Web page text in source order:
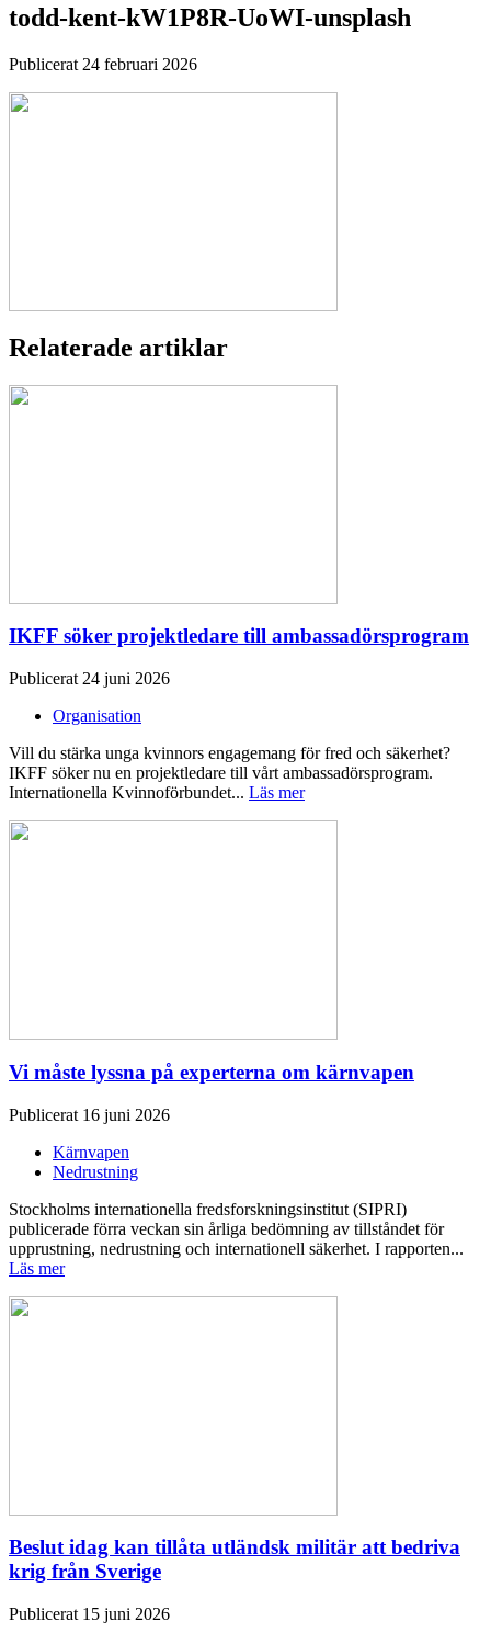
todd-kent-kW1P8R-UoWI-unsplash
Publicerat 24 februari 2026
Relaterade artiklar
IKFF söker projektledare till ambassadörsprogram
Publicerat 24 juni 2026
Organisation
Vill du stärka unga kvinnors engagemang för fred och säkerhet?
IKFF söker nu en projektledare till vårt ambassadörsprogram.
Internationella Kvinnoförbundet... Läs mer
Vi måste lyssna på experterna om kärnvapen
Publicerat 16 juni 2026
Kärnvapen
Nedrustning
Stockholms internationella fredsforskningsinstitut (SIPRI)
publicerade förra veckan sin årliga bedömning av tillståndet för
upprustning, nedrustning och internationell säkerhet. I rapporten...
Läs mer
Beslut idag kan tillåta utländsk militär att bedriva
krig från Sverige
Publicerat 15 juni 2026